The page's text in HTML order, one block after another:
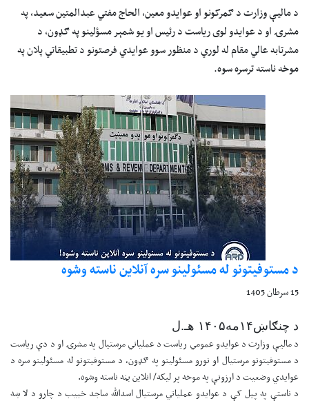
د مالیې وزارت د ګمرکونو او عوایدو معین، الحاج مفتي عبدالمتین سعید، په
مشرۍ او د عوایدو لوی ریاست د رئیس او یو شمېر مسؤلینو په ګډون، د
مشرتابه عالي مقام له لوري د منظور سوو عوایدي فرصتونو د تطبیقاتي پلان په
موخه ناسته ترسره سوه.
د مستوفیتونو له مسئولینو سره آنلاین ناسته وشوه
15 سرطان 1405
د چنګاښ۱۴مه۱۴۰۵ هـ.ل
د مالیې وزارت د عوایدو عمومي ریاست د عملیاتي مرستیال په مشرۍ او د دې ریاست
د مستوفیتونو مرستیال او نورو مسئولینو په ګډون، د مستوفیتونو له مسئولینو سره د
عوایدي وضعیت د ارزونې په موخه پر لیکه/ انلاین بڼه ناسته وشوه.
د ناستې په پیل کې د عوایدو عملیاتي مرستیال اسدالله ساجد خبیب د چارو د لا ښه